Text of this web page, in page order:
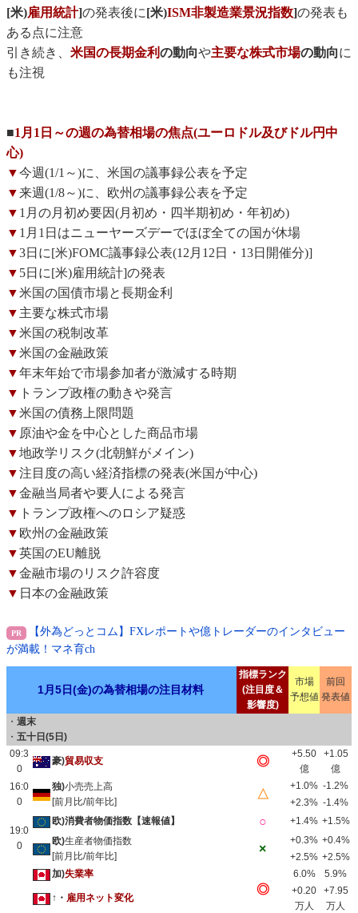
[米)雇用統計]の発表後に[米)ISM非製造業景況指数]の発表も
ある点に注意
引き続き、 米国の長期金利の動向や主要な株式市場の動向に
も注視
■1月1日～の週の為替相場の焦点(ユーロドル及びドル円中
心)
▼今週(1/1～)に、米国の議事録公表を予定
▼来週(1/8～)に、欧州の議事録公表を予定
▼ 1月の月初め要因(月初め・四半期初め・年初め)
▼ 1月1日はニューヤーズデーでほぼ全ての国が休場
▼3日に[米)FOMC議事録公表(12月12日・13日開催分)]
▼ 5日に[米)雇用統計]の発表
▼米国の国債市場と長期金利
▼ 主要な株式市場
▼米国の税制改革
▼米国の金融政策
▼年末年始で市場参加者が激減する時期
▼ トランプ政権の動きや発言
▼米国の債務上限問題
▼ 原油や金を中心とした商品市場
▼地政学リスク(北朝鮮がメイン)
▼注目度の高い経済指標の発表(米国が中心)
▼金融当局者や要人による発言
▼ トランプ政権へのロシア疑惑
▼ 欧州の金融政策
▼英国のEU離脱
▼金融市場のリスク許容度
▼ 日本の金融政策
【外為どっとコム】FXレポートや億トレーダーのインタビュー
が満載！マネ育ch
1月5日(金)の為替相場の注目材料
指標ランク
(注目度＆
影響度)
市場
予想値
前回
発表値
・ 週末
・ 五十日(5日)
09:3
0
豪)貿易収支 ◎
+5.50
億
+1.05
億
16:0
0
独)小売売上高
[前月比/前年比]
△
+1.0% -1.2%
+2.3% -1.4%
19:0
0
欧)消費者物価指数【速報値】 ○ +1.4% +1.5%
欧)生産者物価指数
[前月比/前年比]
×
+0.3% +0.4%
+2.5% +2.5%
加)失業率
◎
6.0% 5.9%
↑・ 雇用ネット変化
+0.20
万人
+7.95
万人